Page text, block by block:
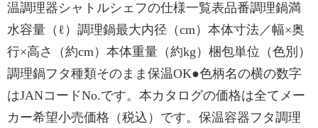
温調理器シャトルシェフの仕様一覧表品番調理鍋満
水容量（ℓ）調理鍋最大内径（cm）本体寸法／幅×奥
行×高さ（約cm）本体重量（約kg）梱包単位（色別）
調理鍋フタ種類そのまま保温OK●色柄名の横の数字
はJANコードNo.です。本カタログの価格は全てメー
カー希望小売価格（税込）です。保温容器フタ調理